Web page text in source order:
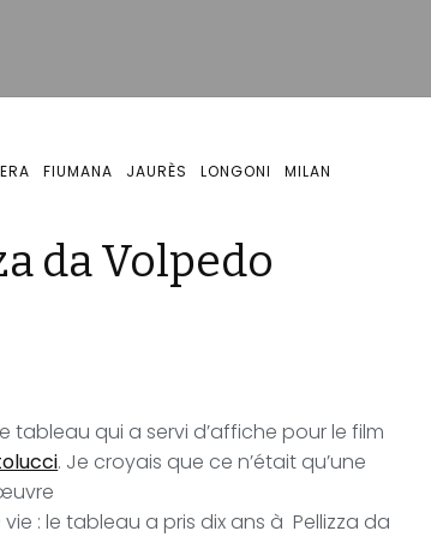
FIUMANA JAURÈS LONGONI
MILAN
da Volpedo
tableau qui a servi d’affiche pour le film
. Je croyais que ce n’était qu’une
vie : le tableau a pris dix ans à Pellizza da